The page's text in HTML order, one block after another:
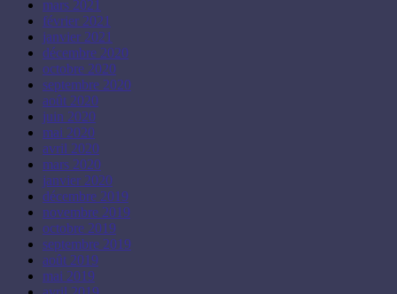
mars 2021
février 2021
janvier 2021
décembre 2020
octobre 2020
septembre 2020
août 2020
juin 2020
mai 2020
avril 2020
mars 2020
janvier 2020
décembre 2019
novembre 2019
octobre 2019
septembre 2019
août 2019
mai 2019